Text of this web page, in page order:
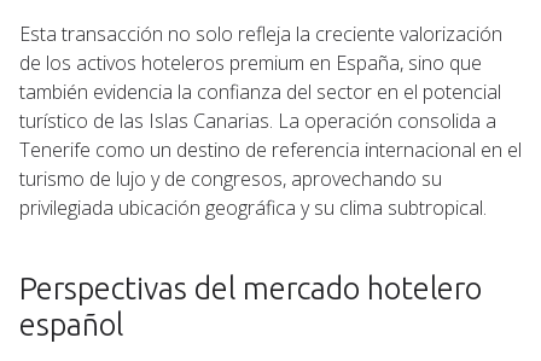
Esta transacción no solo refleja la creciente valorización
de los activos hoteleros premium en España, sino que
también evidencia la confianza del sector en el potencial
turístico de las Islas Canarias. La operación consolida a
Tenerife como un destino de referencia internacional en el
turismo de lujo y de congresos, aprovechando su
privilegiada ubicación geográfica y su clima subtropical.
Perspectivas del mercado hotelero
español